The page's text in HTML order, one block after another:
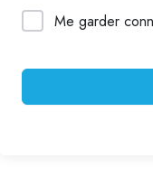
Me garder